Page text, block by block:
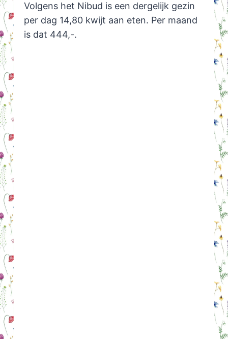
Volgens het Nibud is een dergelijk gezin
per dag 14,80 kwijt aan eten. Per maand
is dat 444,-.